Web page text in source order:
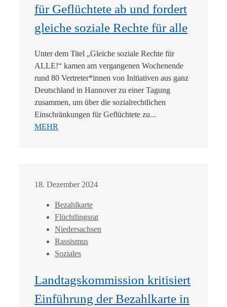
für Geflüchtete ab und fordert
gleiche soziale Rechte für alle
Unter dem Titel „Gleiche soziale Rechte für
ALLE!“ kamen am vergangenen Wochenende
rund 80 Vertreter*innen von Initiativen aus ganz
Deutschland in Hannover zu einer Tagung
zusammen, um über die sozialrechtlichen
Einschränkungen für Geflüchtete zu...
MEHR
18. Dezember 2024
Bezahlkarte
Flüchtlingsrat
Niedersachsen
Rassismus
Soziales
Landtagskommission kritisiert
Einführung der Bezahlkarte in